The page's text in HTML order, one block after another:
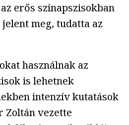
erős szinapszisokban
meg, tudatta az
használnak az
is lehetnek
intenzív kutatások
Zoltán vezette